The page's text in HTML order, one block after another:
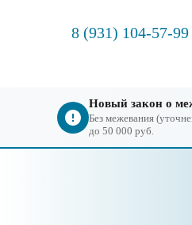
8 (931) 104-57-99
Новый закон о
Без межевания
до 50 000 руб.